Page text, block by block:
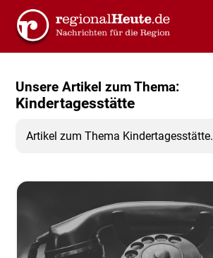
Unsere Artikel zum Thema:
Kindertagesstätte
Artikel zum Thema Kindertagesstätte.